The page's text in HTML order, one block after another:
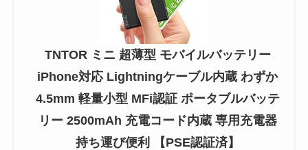
TNTOR ミニ 超薄型 モバイルバッテリー
iPhone対応 Lightningケーブル内蔵 わずか
4.5mm 軽量小型 MFi認証 ポータブルバッテ
リー 2500mAh 充電コード内蔵 専用充電器
持ち運び便利 【PSE認証済】